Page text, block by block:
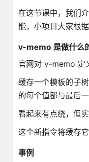
在这节课中，我们
能，小项目大家根
v-memo 是做什么
官网对 v-memo 定
缓存一个模板的子
的每个值都与最后
看起来有点绕，但
这个新指令将缓存
事例